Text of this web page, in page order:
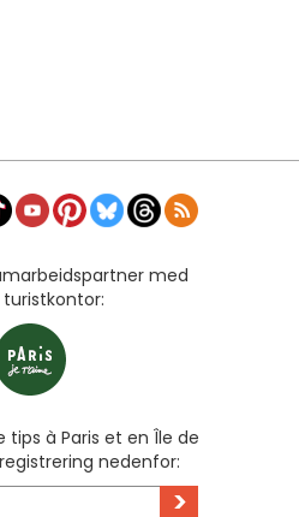
med
turistkontor:
à Paris et en Île de
nedenfor:
>